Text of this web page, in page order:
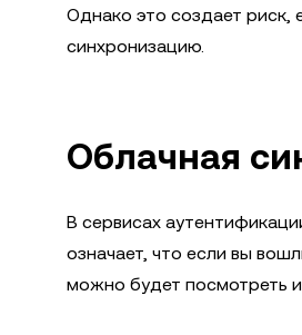
Однако это создает риск,
синхронизацию.
Облачная
В сервисах
означает, что если вы
можно будет посмотреть